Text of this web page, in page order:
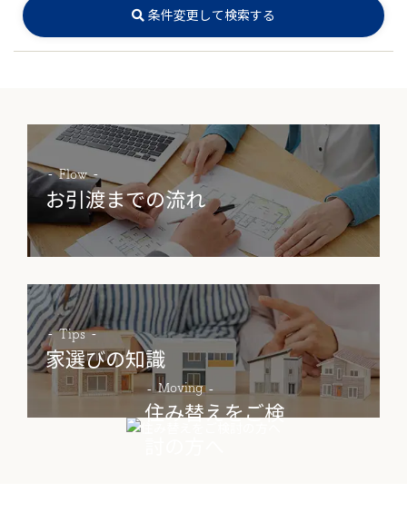
条件変更して検索する
Flow
お引渡までの流れ
Tips
家選びの知識
Moving
住み替えをご検